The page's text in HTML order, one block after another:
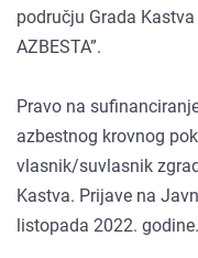
području Grada
AZBESTA”.
Pravo na
azbestnog krovnog
vlasnik/suvlasnik
Kastva. Prijave na
listopada 2022. godine.